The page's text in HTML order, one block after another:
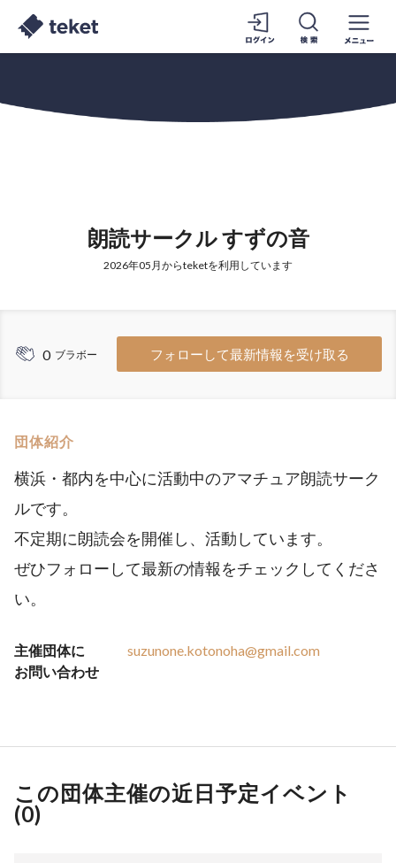
朗読サークル すずの音
2026年05月からteketを利用しています
0 ブラボー フォローして最新情報を受け取る
団体紹介
横浜・都内を中心に活動中のアマチュア朗読サーク
ルです。
不定期に朗読会を開催し、活動しています。
ぜひフォローして最新の情報をチェックしてくださ
い。
主催団体に
お問い合わせ
suzunone.kotonoha@gmail.com
この団体主催の近日予定イベント
(0)